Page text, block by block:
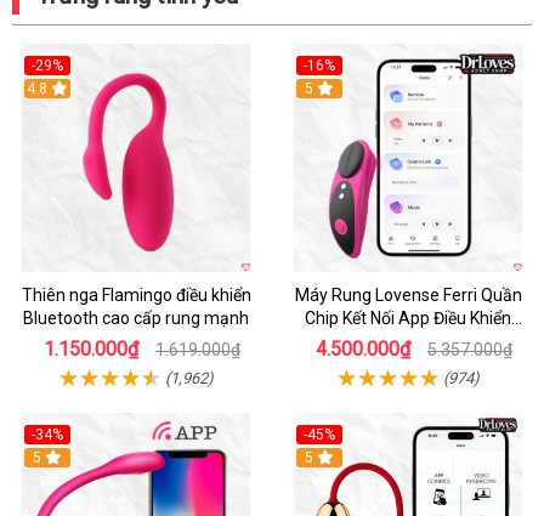
-29%
Hot
4.8
Thiên nga Flamingo điều khiển
Bluetooth cao cấp rung mạnh
1.150.000₫ 1.619.000₫
(1,962)
-16%
Hot
5
Máy Rung Lovense Ferri Quần
Chip Kết Nối App Điều Khiển
Thông Minh
4.500.000₫ 5.357.000₫
(974)
-34%
5
-45%
Hot
5